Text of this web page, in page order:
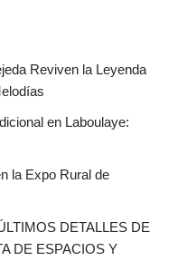
Reviven la Leyenda
en Laboulaye:
la Expo Rural de
DETALLES DE
DE ESPACIOS Y